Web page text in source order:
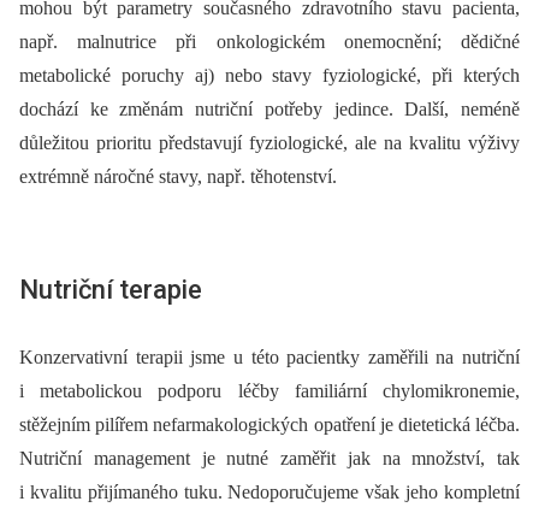
mohou být parametry současného zdravotního stavu pacienta,
např. malnutrice při onkologickém onemocnění; dědičné
metabolické poruchy aj) nebo stavy fyziologické, při kterých
dochází ke změnám nutriční potřeby jedince. Další, neméně
důležitou prioritu představují fyziologické, ale na kvalitu výživy
extrémně náročné stavy, např. těhotenství.
Nutriční terapie
Konzervativní terapii jsme u této pacientky zaměřili na nutriční
i metabolickou podporu léčby familiární chylomikronemie,
stěžejním pilířem nefarmakologických opatření je dietetická léčba.
Nutriční management je nutné zaměřit jak na množství, tak
i kvalitu přijímaného tuku. Nedoporučujeme však jeho kompletní